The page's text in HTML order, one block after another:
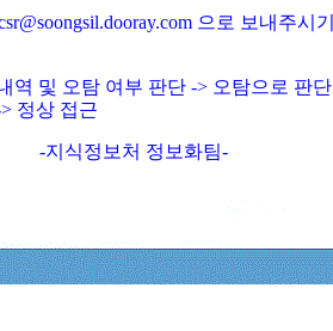
으로 보내주시
역 및 오탐 여부 판단 -> 오탐으로 판
정상 접근
-지식정보처 정보화팀-